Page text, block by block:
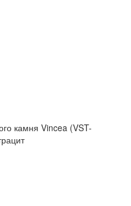
камня Vincea (VST-